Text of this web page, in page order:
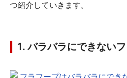
つ紹介していきます。
1. バラバラにできない